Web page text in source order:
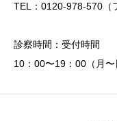
TEL：0120-978-570（
診察時間：受付時間
10：00〜19：00（月〜